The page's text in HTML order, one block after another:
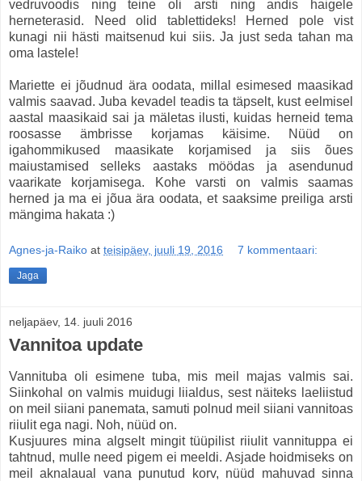
vedruvoodis ning teine oli arsti ning andis haigele
herneterasid. Need olid tablettideks! Herned pole vist
kunagi nii hästi maitsenud kui siis. Ja just seda tahan ma
oma lastele!
Mariette ei jõudnud ära oodata, millal esimesed maasikad
valmis saavad. Juba kevadel teadis ta täpselt, kust eelmisel
aastal maasikaid sai ja mäletas ilusti, kuidas herneid tema
roosasse ämbrisse korjamas käisime. Nüüd on
igahommikused maasikate korjamised ja siis õues
maiustamised selleks aastaks möödas ja asendunud
vaarikate korjamisega. Kohe varsti on valmis saamas
herned ja ma ei jõua ära oodata, et saaksime preiliga arsti
mängima hakata :)
Agnes-ja-Raiko at teisipäev, juuli 19, 2016 7 kommentaari:
Jaga
neljapäev, 14. juuli 2016
Vannitoa update
Vannituba oli esimene tuba, mis meil majas valmis sai.
Siinkohal on valmis muidugi liialdus, sest näiteks laeliistud
on meil siiani panemata, samuti polnud meil siiani vannitoas
riiulit ega nagi. Noh, nüüd on.
Kusjuures mina algselt mingit tüüpilist riiulit vannituppa ei
tahtnud, mulle need pigem ei meeldi. Asjade hoidmiseks on
meil aknalaual vana punutud korv, nüüd mahuvad sinna